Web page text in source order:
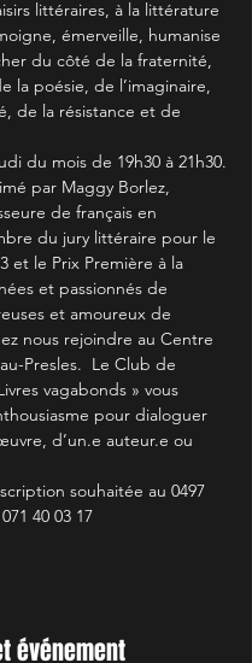
littéraires, à la littérature
émerveille, humanise
du côté de la fraternité,
la poésie, de l’imaginaire,
de la résistance et de
du mois de 19h30 à 21h30.
par Maggy Borlez,
de français en
du jury littéraire pour le
et le Prix Première à la
et passionnés de
et amoureux de
nous rejoindre au Centre
Presles.  Le Club de
vagabonds » vous
pour dialoguer
d’un.e auteur.e ou
souhaitée au 0497
40 03 17
événement